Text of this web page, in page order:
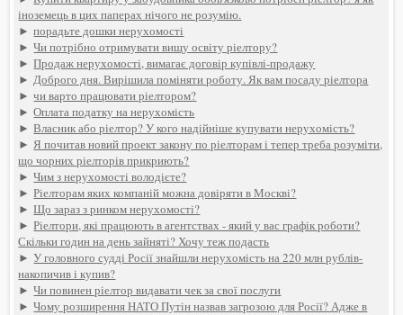
іноземець в цих паперах нічого не розумію.
►порадьте дошки нерухомості
►Чи потрібно отримувати вищу освіту ріелтору?
►Продаж нерухомості, вимагає договір купівлі-продажу
►Доброго дня. Вирішила поміняти роботу. Як вам посаду ріелтора
►чи варто працювати ріелтором?
►Оплата податку на нерухомість
►Власник або ріелтор? У кого надійніше купувати нерухомість?
►Я почитав новий проект закону по ріелторам і тепер треба розуміти,
що чорних ріелторів прикриють?
►Чим з нерухомості володієте?
►Ріелторам яких компаній можна довіряти в Москві?
►Що зараз з ринком нерухомості?
►Ріелтори, які працюють в агентствах - який у вас графік роботи?
Скільки годин на день зайняті? Хочу теж подасть
►У головного судді Росії знайшли нерухомість на 220 млн рублів-
накопичив і купив?
►Чи повинен ріелтор видавати чек за свої послуги
►Чому розширення НАТО Путін назвав загрозою для Росії? Адже в